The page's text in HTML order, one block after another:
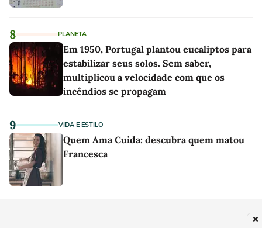
8 PLANETA
Em 1950, Portugal plantou eucaliptos para
estabilizar seus solos. Sem saber,
multiplicou a velocidade com que os
incêndios se propagam
9 VIDA E ESTILO
Quem Ama Cuida: descubra quem matou
Francesca